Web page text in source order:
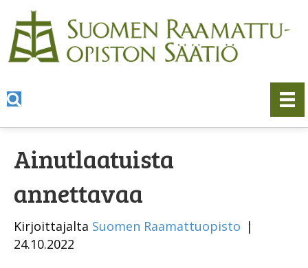
Ainutlaatuista
annettavaa
Kirjoittajalta Suomen Raamattuopisto |
24.10.2022